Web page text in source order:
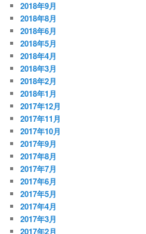
2018年9月
2018年8月
2018年6月
2018年5月
2018年4月
2018年3月
2018年2月
2018年1月
2017年12月
2017年11月
2017年10月
2017年9月
2017年8月
2017年7月
2017年6月
2017年5月
2017年4月
2017年3月
2017年2月